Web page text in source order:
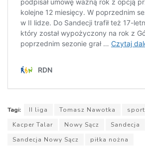
Tagi: II liga Tomasz Nawotka sport
Kacper Talar
Nowy Sącz
Sandecja
Sandecja Nowy Sącz
piłka nożna